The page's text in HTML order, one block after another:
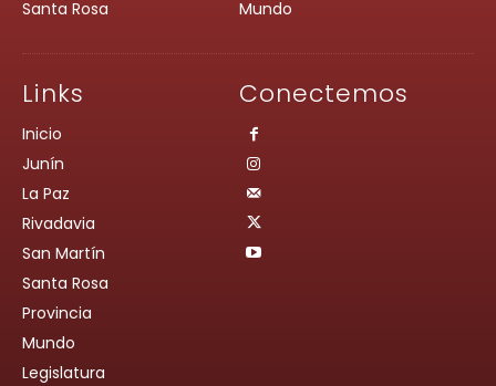
Santa Rosa
Mundo
Links
Inicio
Junín
La Paz
Rivadavia
San Martín
Santa Rosa
Provincia
Mundo
Legislatura
Conectemos